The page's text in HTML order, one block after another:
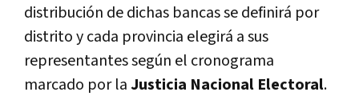
distribución de dichas bancas se definirá por
distrito y cada provincia elegirá a sus
representantes según el cronograma
marcado por laJusticia Nacional Electoral.